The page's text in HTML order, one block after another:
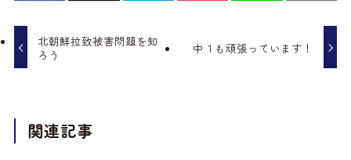
北朝鮮拉致被害問題を知
ろう
中１も頑張っています！
関連記事